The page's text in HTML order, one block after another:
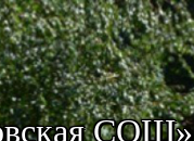
СОШ»